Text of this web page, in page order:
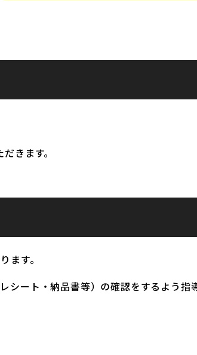
きます。
ます。
シート・納品書等）の確認をするよう